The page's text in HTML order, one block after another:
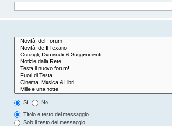
Sì No
Titolo e testo del messaggio
Solo il testo del messaggio